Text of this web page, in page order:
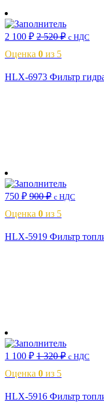
2 100 ₽ 2 520₽ с НДС
Оценка 0 из 5
HLX-6973 Фильтр
750 ₽ 900₽ с НДС
Оценка 0 из 5
HLX-5919 Фильтр
1 100 ₽ 1 320₽ с НДС
Оценка 0 из 5
HLX-5916 Фильтр